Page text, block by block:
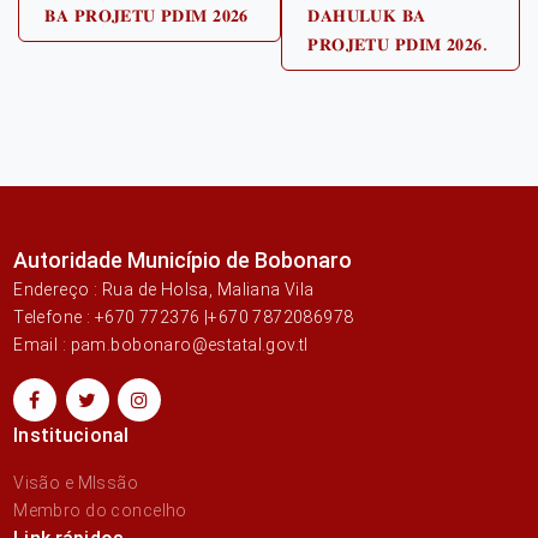
𝐁𝐀 𝐏𝐑𝐎𝐉𝐄𝐓𝐔 𝐏𝐃𝐈𝐌 𝟐𝟎𝟐𝟔
𝐃𝐀𝐇𝐔𝐋𝐔𝐊 𝐁𝐀
𝐏𝐑𝐎𝐉𝐄𝐓𝐔 𝐏𝐃𝐈𝐌 𝟐𝟎𝟐𝟔.
Autoridade Município de Bobonaro
Endereço : Rua de Holsa, Maliana Vila
Telefone : +670 772376 |+670 7872086978
Email : pam.bobonaro@estatal.gov.tl
Institucional
Visão e MIssão
Membro do concelho